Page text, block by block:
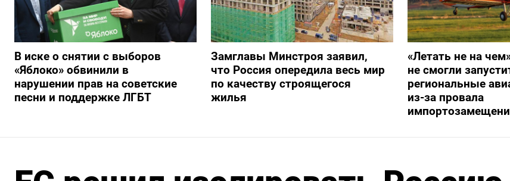
В иске о снятии с выборов
«Яблоко» обвинили в
нарушении прав на советские
песни и поддержке ЛГБТ
Замглавы Минстроя заявил,
что Россия опередила весь мир
по качеству строящегося
жилья
«Летать не на
не смогли
региональные
из-за провала